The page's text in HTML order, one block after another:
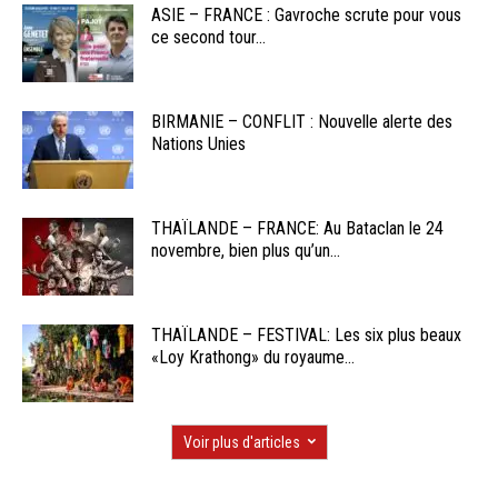
ASIE – FRANCE : Gavroche scrute pour vous
ce second tour...
BIRMANIE – CONFLIT : Nouvelle alerte des
Nations Unies
THAÏLANDE – FRANCE: Au Bataclan le 24
novembre, bien plus qu’un...
THAÏLANDE – FESTIVAL: Les six plus beaux
«Loy Krathong» du royaume...
Voir plus d'articles